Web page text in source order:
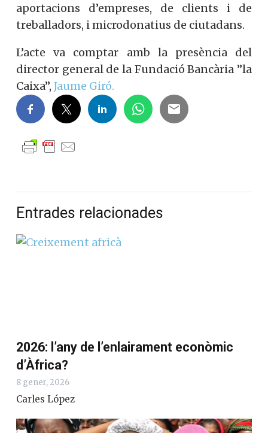
aportacions d’empreses, de clients i de
treballadors, i microdonatius de ciutadans.
L’acte va comptar amb la presència del
director general de la Fundació Bancària ”la
Caixa”, Jaume Giró.
Entrades relacionades
2026: l’any de l’enlairament econòmic
d’Àfrica?
8 gener, 2026
Carles López